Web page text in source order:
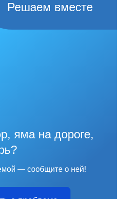
Решаем вместе
яма на дороге,
— сообщите о ней!